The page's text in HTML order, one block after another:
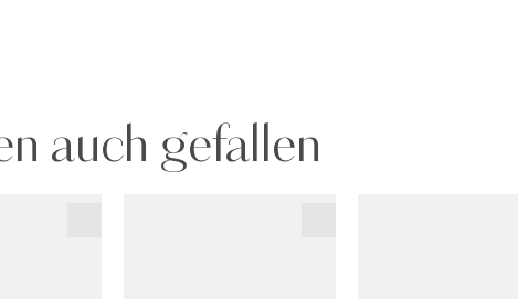
auch gefallen